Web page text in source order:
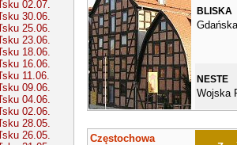
02.07.
30.06.
25.06.
23.06.
18.06.
16.06.
11.06.
09.06.
04.06.
02.06.
28.05.
26.05.
BLISKA
NESTE
Wojska
Częstochowa